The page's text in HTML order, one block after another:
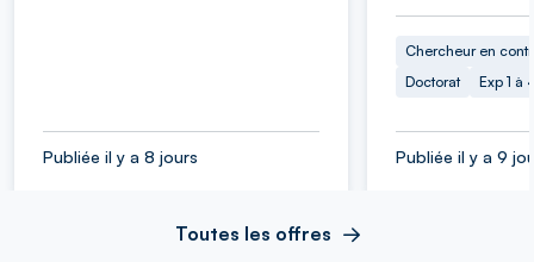
Publiée il y a 8 jours
Chercheur en
Doctorat
Exp 1 à
Publiée il y a 9
Toutes les offres